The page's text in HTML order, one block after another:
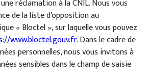
réclamation à la CNIL. Nous vous
de la liste d'opposition au
« Bloctel », sur laquelle vous pouvez
www.bloctel.gouv.fr. Dans le cadre de
personnelles, nous vous invitons à
sensibles dans le champ de saisie